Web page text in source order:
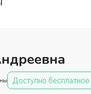
Доступно бесплатное